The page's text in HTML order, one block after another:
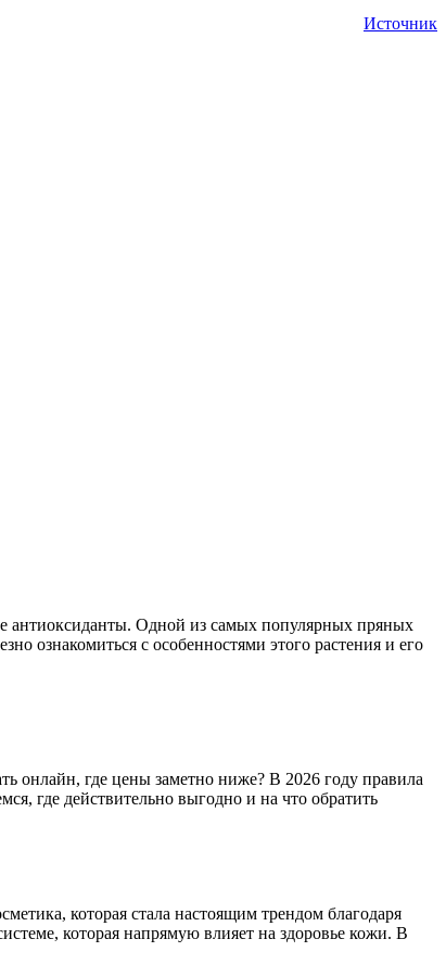
Источник
антиоксиданты. Одной из самых популярных пряных
ознакомиться с особенностями этого растения и его
онлайн, где цены заметно ниже? В 2026 году правила
где действительно выгодно и на что обратить
которая стала настоящим трендом благодаря
которая напрямую влияет на здоровье кожи. В